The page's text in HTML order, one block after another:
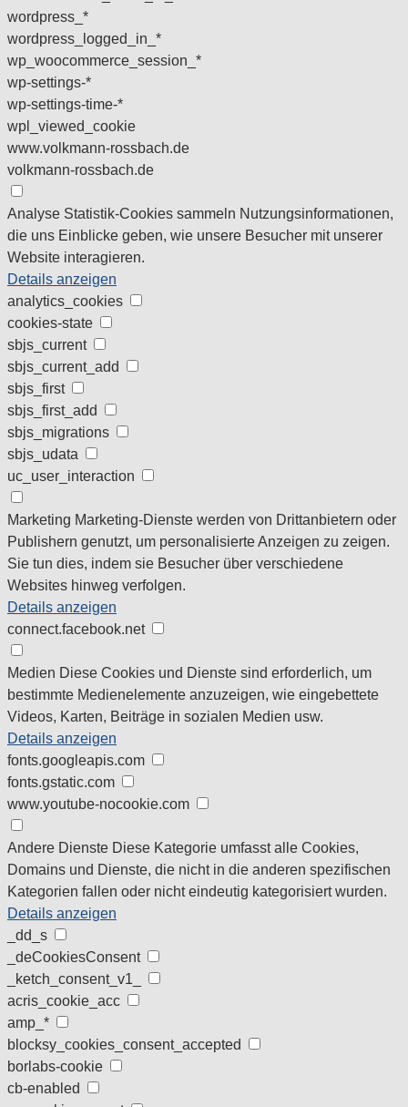
wordpress_*
wordpress_logged_in_*
wp_woocommerce_session_*
wp-settings-*
wp-settings-time-*
wpl_viewed_cookie
www.volkmann-rossbach.de
volkmann-rossbach.de
Analyse Statistik-Cookies sammeln Nutzungsinformationen,
die uns Einblicke geben, wie unsere Besucher mit unserer
Website interagieren.
Details anzeigen
analytics_cookies
cookies-state
sbjs_current
sbjs_current_add
sbjs_first
sbjs_first_add
sbjs_migrations
sbjs_udata
uc_user_interaction
Marketing Marketing-Dienste werden von Drittanbietern oder
Publishern genutzt, um personalisierte Anzeigen zu zeigen.
Sie tun dies, indem sie Besucher über verschiedene
Websites hinweg verfolgen.
Details anzeigen
connect.facebook.net
Medien Diese Cookies und Dienste sind erforderlich, um
bestimmte Medienelemente anzuzeigen, wie eingebettete
Videos, Karten, Beiträge in sozialen Medien usw.
Details anzeigen
fonts.googleapis.com
fonts.gstatic.com
www.youtube-nocookie.com
Andere Dienste Diese Kategorie umfasst alle Cookies,
Domains und Dienste, die nicht in die anderen spezifischen
Kategorien fallen oder nicht eindeutig kategorisiert wurden.
Details anzeigen
_dd_s
_deCookiesConsent
_ketch_consent_v1_
acris_cookie_acc
amp_*
blocksy_cookies_consent_accepted
borlabs-cookie
cb-enabled